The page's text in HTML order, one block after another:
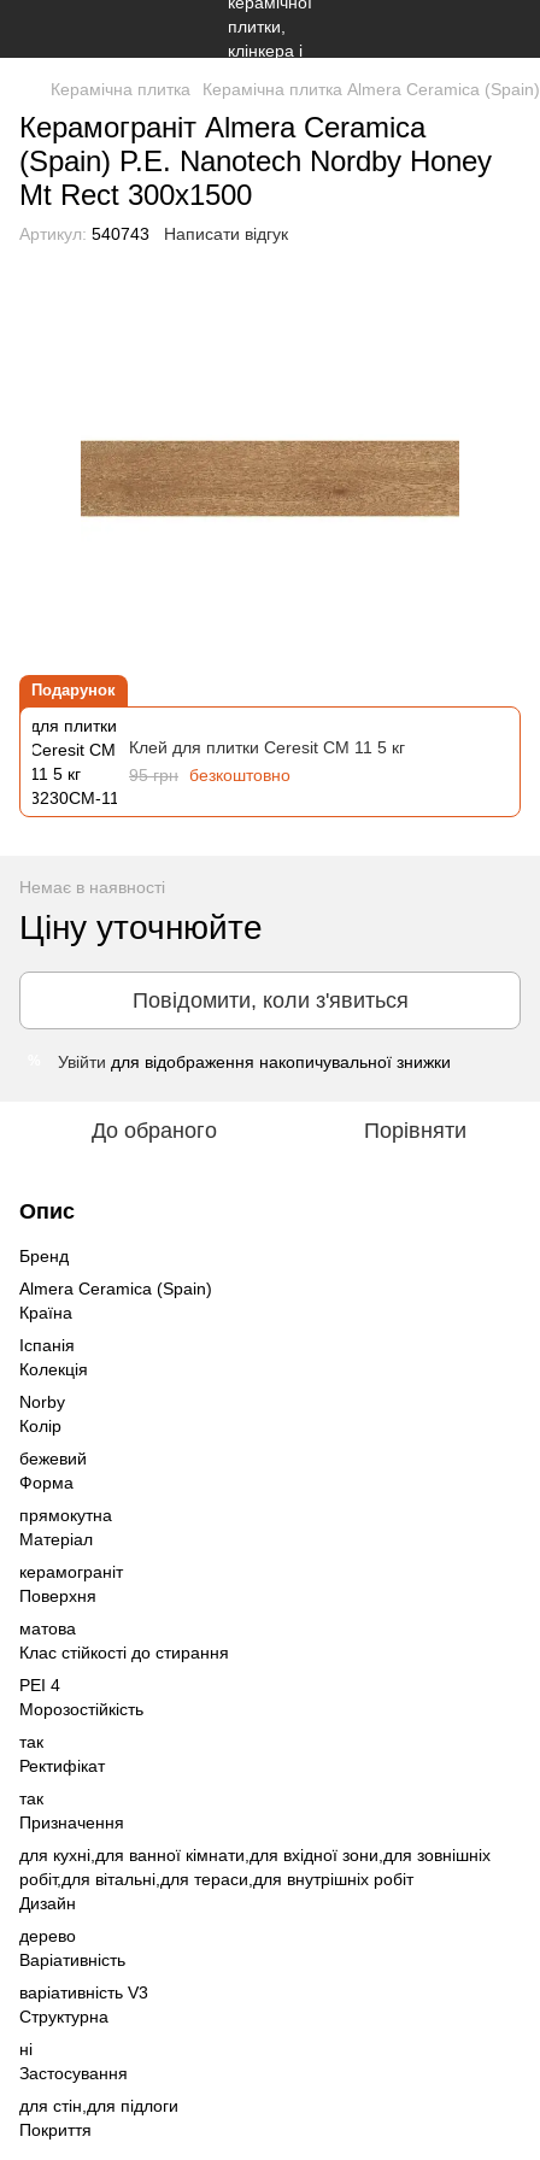
Керамічна плитка Керамічна плитка Almera Ceramica (Spain)
Керамограніт Almera Ceramica
(Spain) P.E. Nanotech Nordby Honey
Mt Rect 300x1500
Артикул: 540743 Написати відгук
Подарунок
Клей для плитки Ceresit CM 11 5 кг
95 грн безкоштовно
Немає в наявності
Ціну уточнюйте
Повідомити, коли з'явиться
Увійти для відображення накопичувальної знижки
До обраного Порівняти
Опис
Бренд
Almera Ceramica (Spain)
Країна
Іспанія
Колекція
Norby
Колір
бежевий
Форма
прямокутна
Матеріал
керамограніт
Поверхня
матова
Клас стійкості до стирання
PEI 4
Морозостійкість
так
Ректифікат
так
Призначення
для кухні, для ванної кімнати, для вхідної зони, для зовнішніх
робіт,для вітальні, для тераси, для внутрішніх робіт
Дизайн
дерево
Варіативність
варіативність V3
Структурна
ні
Застосування
для стін, для підлоги
Покриття